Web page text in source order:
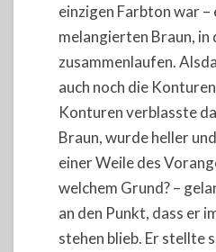
einzigen Farbton war –
melangierten Braun, in
zusammenlaufen.
auch noch die
Konturen verblasste
Braun, wurde heller
einer Weile des
welchem Grund? –
an den Punkt, dass er
stehen blieb. Er stellte